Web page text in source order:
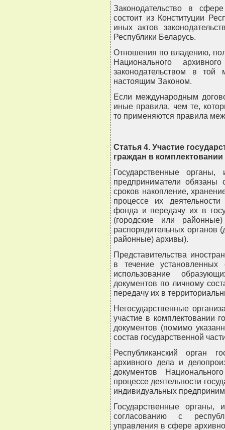
Законодательство в
состоит из Конституции
иных актов
Республики Беларусь.
Отношения по владению,
Национального
законодательством в
настоящим Законом.
Если международным
иные правила, чем те,
то применяются правила
Статья 4. Участие
граждан в
Государственные
предприниматели обязаны
сроков накопление,
процессе их
фонда и передачу их в
(городские или
распорядительных органов
районные) архивы).
Представительства
в течение
использование
документов по личному
передачу их в
Негосударственные
участие в комплектовании
документов (помимо
состав государственной
Республиканский орган
архивного дела и
документов
процессе деятельности
индивидуальных
Государственные органы,
согласованию с
управления в сфере